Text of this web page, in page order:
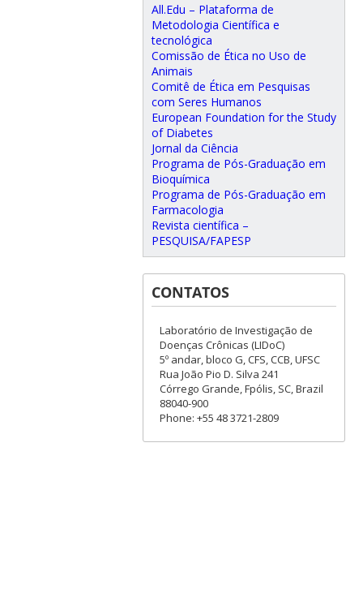
All.Edu – Plataforma de
Metodologia Científica e
tecnológica
Comissão de Ética no Uso de
Animais
Comitê de Ética em Pesquisas
com Seres Humanos
European Foundation for the Study
of Diabetes
Jornal da Ciência
Programa de Pós-Graduação em
Bioquímica
Programa de Pós-Graduação em
Farmacologia
Revista científica –
PESQUISA/FAPESP
CONTATOS
Laboratório de Investigação de
Doenças Crônicas (LIDoC)
5º andar, bloco G, CFS, CCB, UFSC
Rua João Pio D. Silva 241
Córrego Grande, Fpólis, SC, Brazil
88040-900
Phone: +55 48 3721-2809